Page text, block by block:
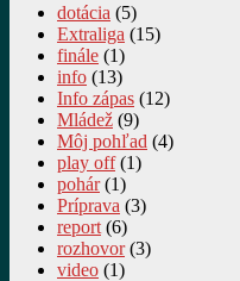
dotácia (5)
Extraliga (15)
finále (1)
info (13)
Info zápas (12)
Mládež (9)
Môj pohľad (4)
play off(1)
pohár(1)
Príprava (3)
report (6)
rozhovor(3)
video (1)